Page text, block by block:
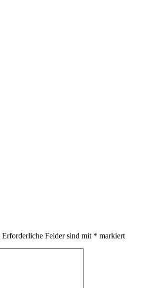
Erforderliche Felder sind mit * markiert